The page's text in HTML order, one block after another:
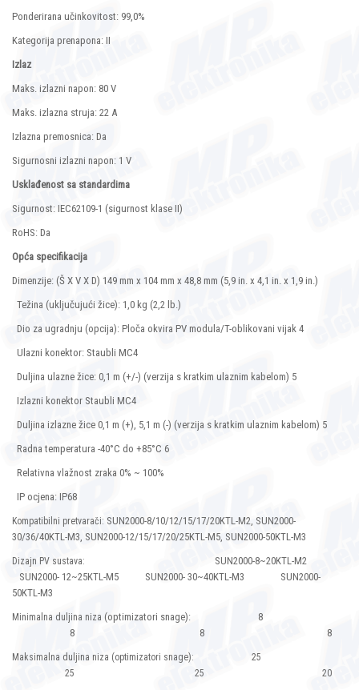
Ponderirana učinkovitost: 99,0%
Kategorija prenapona: II
Izlaz
Maks. izlazni napon: 80 V
Maks. izlazna struja: 22 A
Izlazna premosnica: Da
Sigurnosni izlazni napon: 1 V
Usklađenost sa standardima
Sigurnost: IEC62109-1 (sigurnost klase II)
RoHS: Da
Opća specifikacija
Dimenzije: (Š X V X D) 149 mm x 104 mm x 48,8 mm (5,9 in. x 4,1 in. x 1,9 in.)
Težina (uključujući žice): 1,0 kg (2,2 lb.)
Dio za ugradnju (opcija): Ploča okvira PV modula/T-oblikovani vijak 4
Ulazni konektor: Staubli MC4
Duljina ulazne žice: 0,1 m (+/-) (verzija s kratkim ulaznim kabelom) 5
Izlazni konektor Staubli MC4
Duljina izlazne žice 0,1 m (+), 5,1 m (-) (verzija s kratkim ulaznim kabelom) 5
Radna temperatura -40°C do +85°C 6
Relativna vlažnost zraka 0% ~ 100%
IP ocjena: IP68
Kompatibilni pretvarači: SUN2000-8/10/12/15/17/20KTL-M2, SUN2000-
30/36/40KTL-M3, SUN2000-12/15/17/20/25KTL-M5, SUN2000-50KTL-M3
Dizajn PV sustava: SUN2000-8~20KTL-M2
SUN2000- 12~25KTL-M5 SUN2000- 30~40KTL-M3 SUN2000-
50KTL-M3
Minimalna duljina niza (optimizatori snage): 8
8 8 8
Maksimalna duljina niza (optimizatori snage): 25
25 25 20